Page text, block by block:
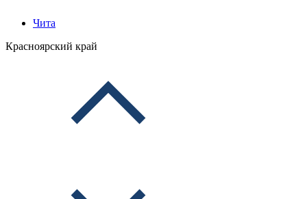
Чита
Красноярский край